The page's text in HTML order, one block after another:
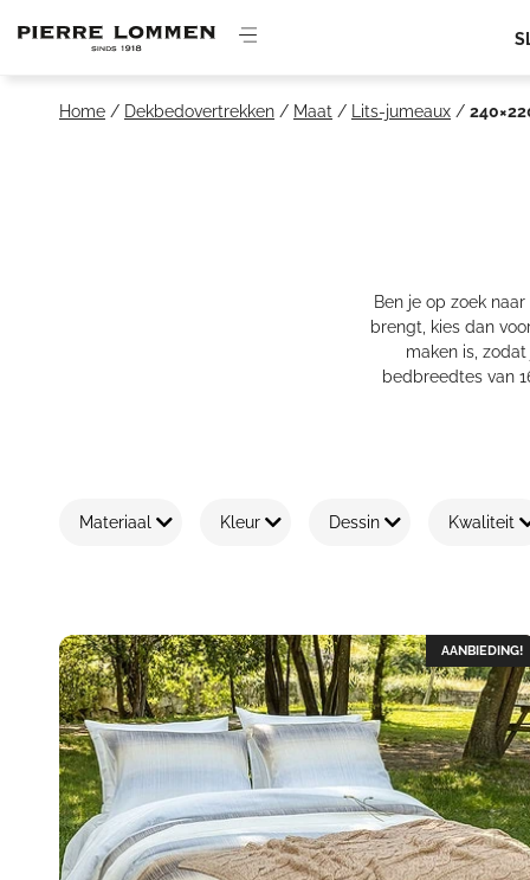
naar
Home / Dekbedovertrekken / Maat / Lits-jumeaux /
Ben je op zoek
brengt, kies dan
maken is,
bedbreedtes van
Materiaal Kleur Dessin Kwaliteit
AANBIEDING!